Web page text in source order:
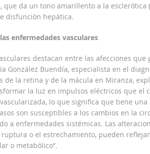
que da un tono amarillento a la esclerótica
disfunción hepática.
enfermedades vasculares
destacan entre las afecciones
González Buendía, especialista en el
de la retina y de la mácula en Miranza,
la luz en impulsos eléctricos que el
lo que significa que tiene una
son susceptibles a los cambios en la
a enfermedades sistémicas. Las
o el estrechamiento, pueden
o metabólico”.